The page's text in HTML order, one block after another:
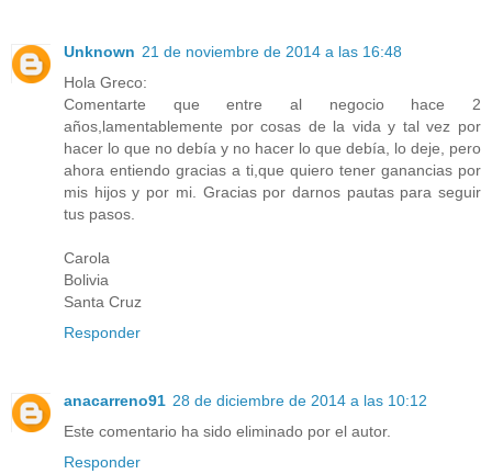
Unknown 21 de noviembre de 2014 a las 16:48
Hola Greco:
Comentarte que entre al negocio hace 2
años,lamentablemente por cosas de la vida y tal vez por
hacer lo que no debía y no hacer lo que debía, lo deje, pero
ahora entiendo gracias a ti,que quiero tener ganancias por
mis hijos y por mi. Gracias por darnos pautas para seguir
tus pasos.
Carola
Bolivia
Santa Cruz
Responder
anacarreno91 28 de diciembre de 2014 a las 10:12
Este comentario ha sido eliminado por el autor.
Responder